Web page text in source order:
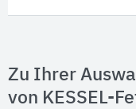
Zu Ihrer
von KESSEL-